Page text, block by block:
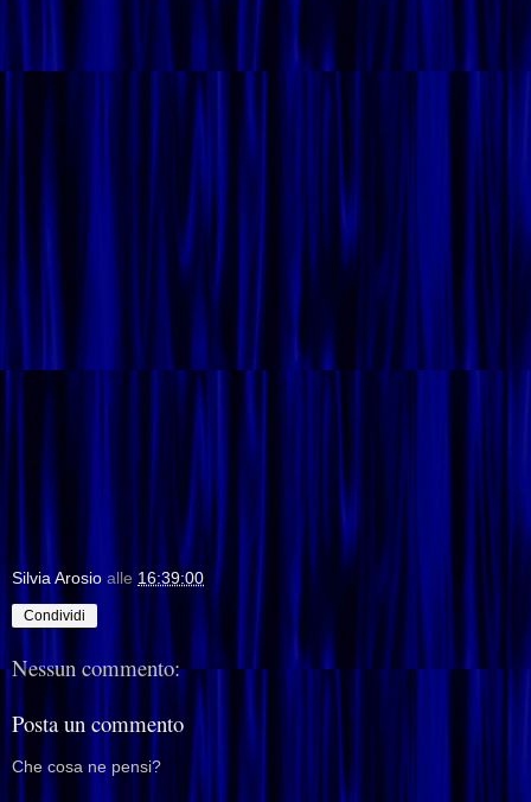
Silvia Arosio alle 16:39:00
Condividi
Nessun commento:
Posta un commento
Che cosa ne pensi?